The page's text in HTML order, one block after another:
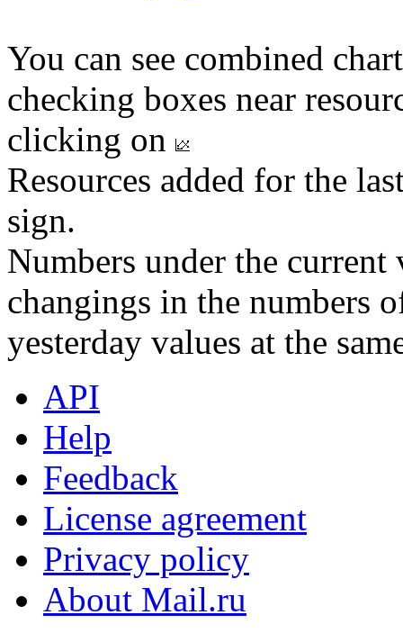
You can see combined
checking boxes near
clicking on
Resources added for the
sign.
Numbers under the
changings in the numbers
yesterday values at the
API
Help
Feedback
License agreement
Privacy policy
About Mail.ru